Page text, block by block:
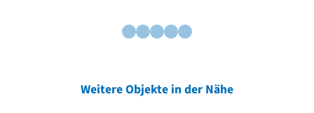
Weitere Objekte in der Nähe